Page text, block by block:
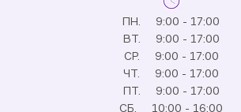
ПН.
9:00 - 17:00
ВТ.
9:00 - 17:00
СР.
9:00 - 17:00
ЧТ.
9:00 - 17:00
ПТ.
9:00 - 17:00
СБ.
10:00 - 16:00